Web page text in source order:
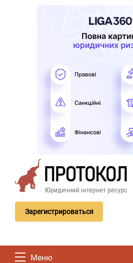
Зарегистрироваться
Меню